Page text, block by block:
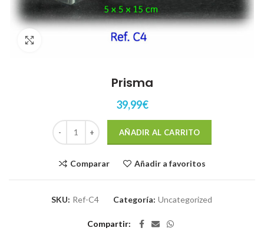
Prisma
39,99€
Prisma cantidad
AÑADIR AL CARRITO
Comparar Añadir a favoritos
SKU: Ref-C4 Categoría: Uncategorized
Compartir